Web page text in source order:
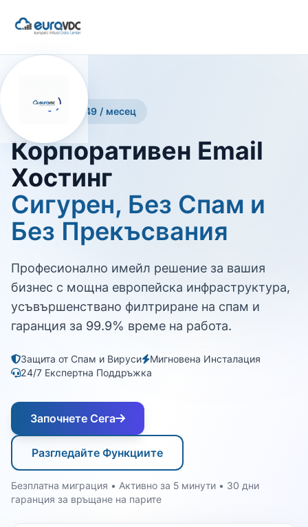
Цени от €2.49 / месец
Корпоративен Email
Хостинг
Сигурен, Без Спам и
Без Прекъсвания
Професионално имейл решение за вашия
бизнес с мощна европейска инфраструктура,
усъвършенствано филтриране на спам и
гаранция за 99.9% време на работа.
Защита от Спам и Вируси
Мигновена Инсталация
24/7 Експертна Поддръжка
Започнете Сега
Разгледайте Функциите
Безплатна миграция • Активно за 5 минути • 30 дни
гаранция за връщане на парите